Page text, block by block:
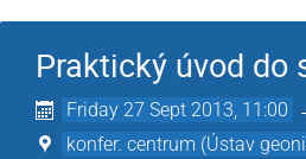
Praktický úvod do
Friday 27 Sept 2013, 11:00
konfer. centrum (Ústav